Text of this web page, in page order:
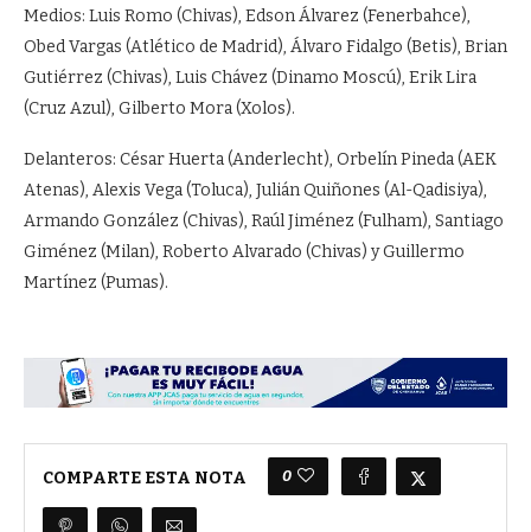
Medios: Luis Romo (Chivas), Edson Álvarez (Fenerbahce),
Obed Vargas (Atlético de Madrid), Álvaro Fidalgo (Betis), Brian
Gutiérrez (Chivas), Luis Chávez (Dinamo Moscú), Erik Lira
(Cruz Azul), Gilberto Mora (Xolos).
Delanteros: César Huerta (Anderlecht), Orbelín Pineda (AEK
Atenas), Alexis Vega (Toluca), Julián Quiñones (Al-Qadisiya),
Armando González (Chivas), Raúl Jiménez (Fulham), Santiago
Giménez (Milan), Roberto Alvarado (Chivas) y Guillermo
Martínez (Pumas).
COMPARTE ESTA NOTA 0